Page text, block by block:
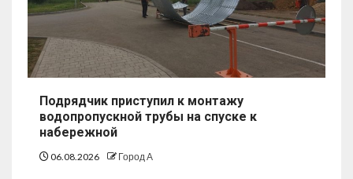
Подрядчик приступил к монтажу
водопропускной трубы на спуске к
набережной
06.08.2026 Город А